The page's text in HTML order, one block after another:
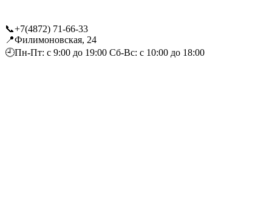
📞+7(4872) 71-66-33
📍Филимоновская, 24
🕘Пн-Пт: с 9:00 до 19:00 Сб-Вс: с 10:00 до 18:00